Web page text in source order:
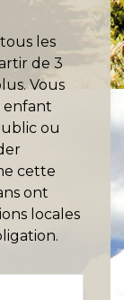
les
de 3
Vous
enfant
ou
cette
ont
locales